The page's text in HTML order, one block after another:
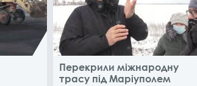
Перекрили міжнародну
трасу під Маріуполем